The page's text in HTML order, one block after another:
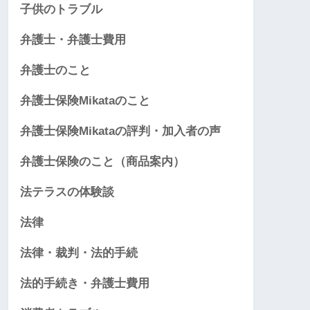
子供のトラブル
弁護士・弁護士費用
弁護士のこと
弁護士保険Mikataのこと
弁護士保険Mikataの評判・加入者の声
弁護士保険のこと（商品案内）
法テラスの体験談
法律
法律・裁判・法的手続
法的手続き・弁護士費用